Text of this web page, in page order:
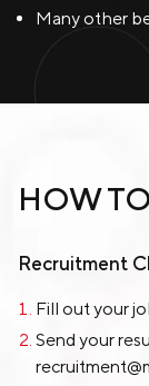
Many other
HOW
Recruitment
Fill out your
Send your